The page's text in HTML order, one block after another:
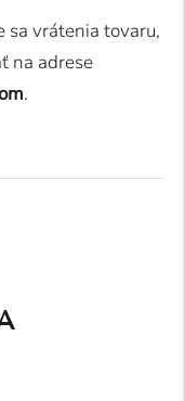
sa vrátenia tovaru,
na adrese
.